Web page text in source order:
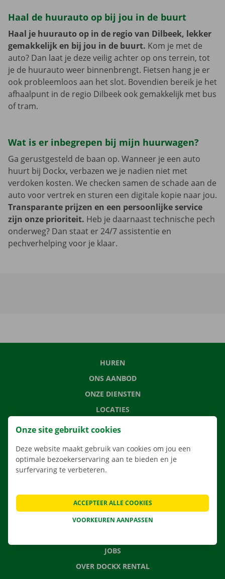
Haal de huurauto op bij jou in de buurt
Haal je huurauto op in de regio van Dilbeek, lekker
gemakkelijk en bij jou in de buurt. Kom je met de
auto? Dan laat je deze veilig achter op ons terrein, tot
je de huurauto weer binnenbrengt. Fietsen hang je er
ook probleemloos aan het slot. Bovendien bereik je het
afhaalpunt in de regio Dilbeek ook gemakkelijk met bus
of tram.
Wat is er inbegrepen bij mijn huurwagen?
Ga gerustgesteld de baan op. Wanneer je een auto
huurt bij Dockx, verbazen we je nadien niet met
verdoken kosten. We checken samen de schade aan de
auto voor vertrek en sturen een digitale kopie naar jou.
Transparante prijzen en een persoonlijke service
zijn onze prioriteit. Heb je daarnaast technische pech
onderweg? Dan staat er 24/7 assistentie en
pechverhelping voor je klaar.
HUREN
ONS AANBOD
ONZE DIENSTEN
LOCATIES
APP
VEELGESTELDE VRAGEN
NIEUWS
JOBS
OVER DOCKX RENTAL
Onze site gebruikt cookies
Deze website maakt gebruik van cookies om jou een
optimale bezoekerservaring aan te bieden en je
surfervaring te verbeteren.
VOORKEUREN AANPASSEN
ACCEPTEER ALLE COOKIES